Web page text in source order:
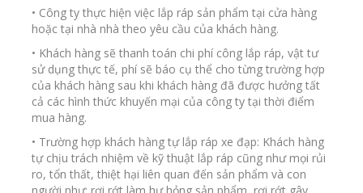
• Công ty thực hiện việc lắp ráp sản phẩm tại cửa hàng
hoặc tại nhà nhà theo yêu cầu của khách hàng.
• Khách hàng sẽ thanh toán chi phí công lắp ráp, vật tư
sử dụng thực tế, phí sẽ báo cụ thể cho từng trường hợp
của khách hàng sau khi khách hàng đã được hưởng tất
cả các hình thức khuyến mại của công ty tại thời điểm
mua hàng.
• Trường hợp khách hàng tự lắp ráp xe đạp: Khách hàng
tự chịu trách nhiệm về kỹ thuật lắp ráp cũng như mọi rủi
ro, tổn thất, thiệt hại liên quan đến sản phẩm và con